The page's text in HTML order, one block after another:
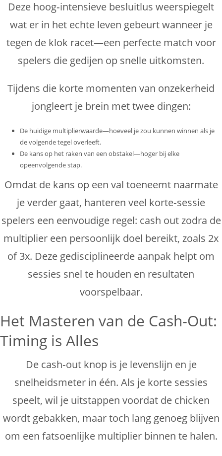
Deze hoog‑intensieve besluitlus weerspiegelt
wat er in het echte leven gebeurt wanneer je
tegen de klok racet—een perfecte match voor
spelers die gedijen op snelle uitkomsten.
Tijdens die korte momenten van onzekerheid
jongleert je brein met twee dingen:
De huidige multiplierwaarde—hoeveel je zou kunnen winnen als je
de volgende tegel overleeft.
De kans op het raken van een obstakel—hoger bij elke
opeenvolgende stap.
Omdat de kans op een val toeneemt naarmate
je verder gaat, hanteren veel korte‑sessie
spelers een eenvoudige regel: cash out zodra de
multiplier een persoonlijk doel bereikt, zoals 2x
of 3x. Deze gedisciplineerde aanpak helpt om
sessies snel te houden en resultaten
voorspelbaar.
Het Masteren van de Cash‑Out:
Timing is Alles
De cash‑out knop is je levenslijn en je
snelheidsmeter in één. Als je korte sessies
speelt, wil je uitstappen voordat de chicken
wordt gebakken, maar toch lang genoeg blijven
om een fatsoenlijke multiplier binnen te halen.